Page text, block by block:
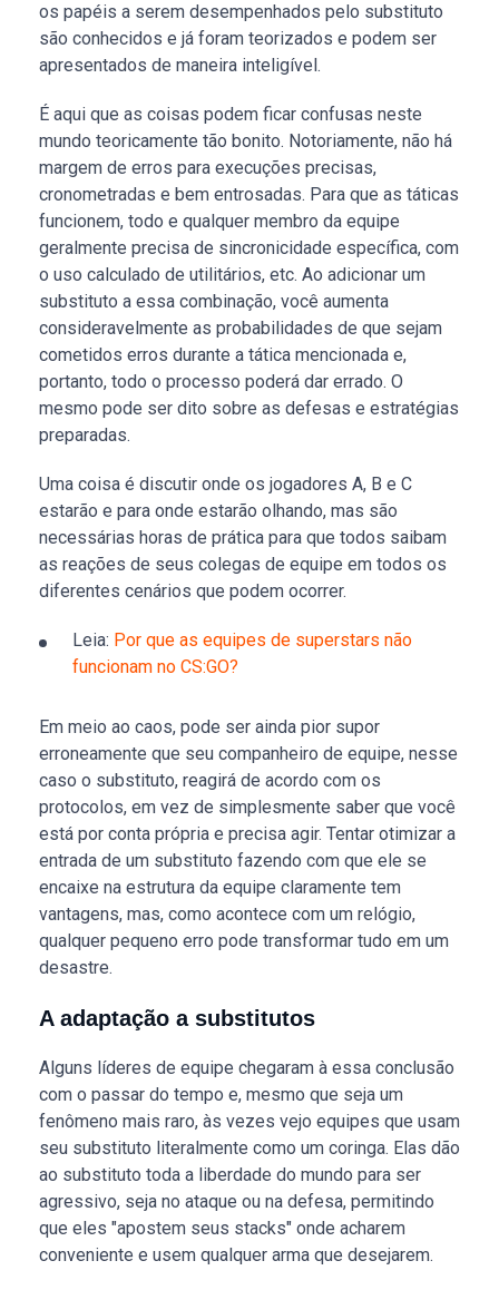
os papéis a serem desempenhados pelo substituto
são conhecidos e já foram teorizados e podem ser
apresentados de maneira inteligível.
É aqui que as coisas podem ficar confusas neste
mundo teoricamente tão bonito. Notoriamente, não há
margem de erros para execuções precisas,
cronometradas e bem entrosadas. Para que as táticas
funcionem, todo e qualquer membro da equipe
geralmente precisa de sincronicidade específica, com
o uso calculado de utilitários, etc. Ao adicionar um
substituto a essa combinação, você aumenta
consideravelmente as probabilidades de que sejam
cometidos erros durante a tática mencionada e,
portanto, todo o processo poderá dar errado. O
mesmo pode ser dito sobre as defesas e estratégias
preparadas.
Uma coisa é discutir onde os jogadores A, B e C
estarão e para onde estarão olhando, mas são
necessárias horas de prática para que todos saibam
as reações de seus colegas de equipe em todos os
diferentes cenários que podem ocorrer.
Leia: Por que as equipes de superstars não
funcionam no CS:GO?
Em meio ao caos, pode ser ainda pior supor
erroneamente que seu companheiro de equipe, nesse
caso o substituto, reagirá de acordo com os
protocolos, em vez de simplesmente saber que você
está por conta própria e precisa agir. Tentar otimizar a
entrada de um substituto fazendo com que ele se
encaixe na estrutura da equipe claramente tem
vantagens, mas, como acontece com um relógio,
qualquer pequeno erro pode transformar tudo em um
desastre.
A adaptação a substitutos
Alguns líderes de equipe chegaram à essa conclusão
com o passar do tempo e, mesmo que seja um
fenômeno mais raro, às vezes vejo equipes que usam
seu substituto literalmente como um coringa. Elas dão
ao substituto toda a liberdade do mundo para ser
agressivo, seja no ataque ou na defesa, permitindo
que eles "apostem seus stacks" onde acharem
conveniente e usem qualquer arma que desejarem.